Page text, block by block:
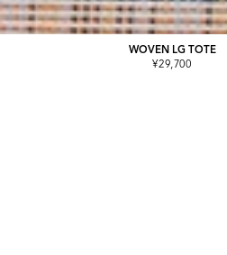
WOVEN LG TOTE
¥29,700